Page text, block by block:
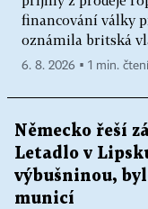
financování války
oznámila britská
6. 8. 2026 ▪ 1 min. čtení
Německo řeší
Letadlo v
výbušninou,
municí